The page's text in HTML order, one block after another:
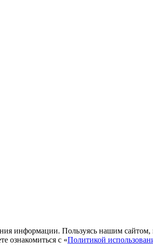
информации. Пользуясь нашим сайтом,
ознакомиться с «Политикой